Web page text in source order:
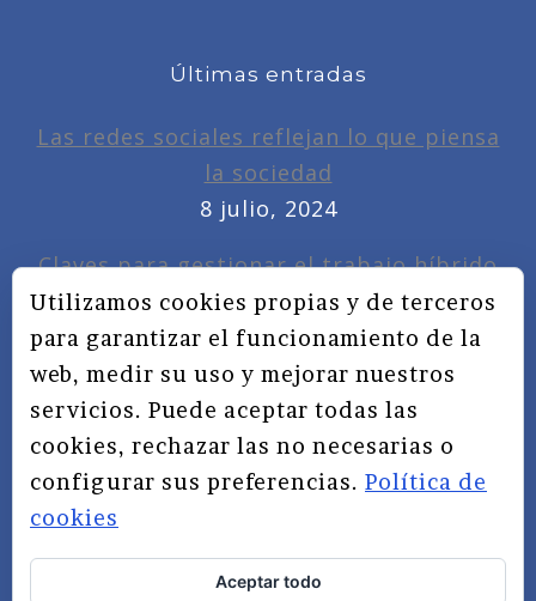
Últimas entradas
Las redes sociales reflejan lo que piensa
la sociedad
8 julio, 2024
Claves para gestionar el trabajo híbrido
7 noviembre, 2022
Privacidad, redes sociales y educación
3 septiembre, 2019
Utilizamos cookies propias y de terceros
para garantizar el funcionamiento de la
web, medir su uso y mejorar nuestros
servicios. Puede aceptar todas las
cookies, rechazar las no necesarias o
configurar sus preferencias. Política de
cookies
Aceptar todo